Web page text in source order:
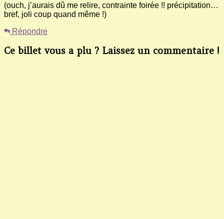
(ouch, j’aurais dû me relire, contrainte foirée !! précipitation…
bref, joli coup quand même !)
Répondre
Ce billet vous a plu ? Laissez un commentaire !